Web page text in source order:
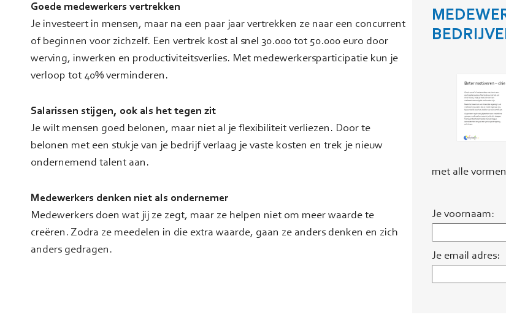
Goede medewerkers vertrekken
Je investeert in mensen, maar na een paar jaar vertrekken ze naar een concurrent
of beginnen voor zichzelf. Een vertrek kost al snel 30.000 tot 50.000 euro door
werving, inwerken en productiviteitsverlies. Met medewerkersparticipatie kun je
verloop tot 40% verminderen.
Salarissen stijgen, ook als het tegen zit
Je wilt mensen goed belonen, maar niet al je flexibiliteit verliezen. Door te
belonen met een stukje van je bedrijf verlaag je vaste kosten en trek je nieuw
ondernemend talent aan.
Medewerkers denken niet als ondernemer
Medewerkers doen wat jij ze zegt, maar ze helpen niet om meer waarde te
creëren. Zodra ze meedelen in die extra waarde, gaan ze anders denken en zich
anders gedragen.
met alle
Je voornaam:
Je email adres: